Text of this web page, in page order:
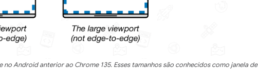
Android anterior ao Chrome 135. Esses tamanhos são conhecidos como janela de